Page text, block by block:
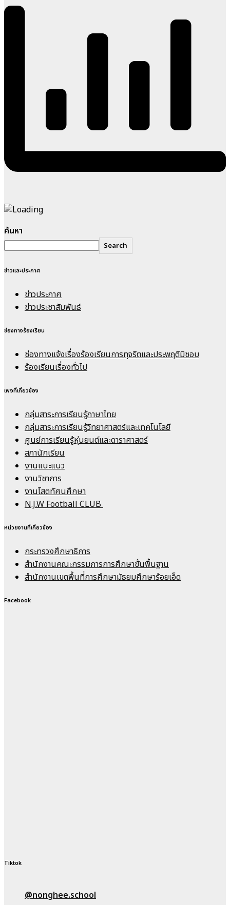
ค้นหา
Search
ข่าวและประกาศ
ข่าวประกาศ
ข่าวประชาสัมพันธ์
ช่องทางร้องเรียน
ช่องทางแจ้งเรื่องร้องเรียนการทุจริตและประพฤติมิชอบ
ร้องเรียนเรื่องทั่วไป
เพจที่เกี่ยวข้อง
กลุ่มสาระการเรียนรู้ภาษาไทย
กลุ่มสาระการเรียนรู้วิทยาศาสตร์และเทคโนโลยี
ศูนย์การเรียนรู้หุ่นยนต์และดาราศาสตร์
สภานักเรียน
งานแนะแนว
งานวิชาการ
งานโสตทัศนศึกษา
N.J.W Football CLUB
หน่วยงานที่เกี่ยวข้อง
กระทรวงศึกษาธิการ
สำนักงานคณะกรรมการการศึกษาขั้นพื้นฐาน
สำนักงานเขตพื้นที่การศึกษามัธยมศึกษาร้อยเอ็ด
Facebook
Tiktok
@nonghee.school